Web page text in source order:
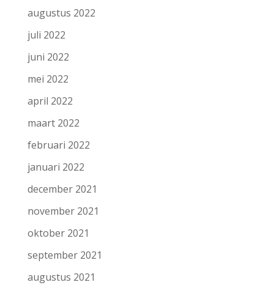
augustus 2022
juli 2022
juni 2022
mei 2022
april 2022
maart 2022
februari 2022
januari 2022
december 2021
november 2021
oktober 2021
september 2021
augustus 2021